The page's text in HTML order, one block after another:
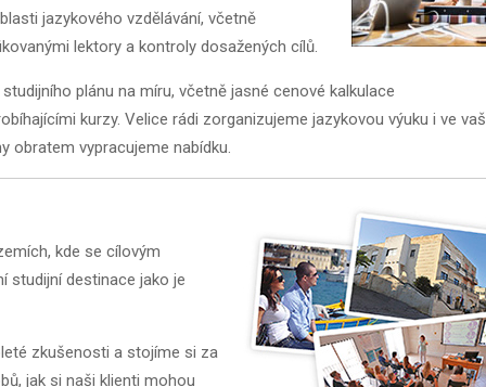
jazykového vzdělávání, včetně
lektory a kontroly dosažených cílů.
plánu na míru, včetně jasné cenové kalkulace
kurzy. Velice rádi zorganizujeme jazykovou výuku i ve
obratem vypracujeme nabídku.
kde se cílovým
studijní destinace jako je
zkušenosti a stojíme si za
jak si naši klienti mohou